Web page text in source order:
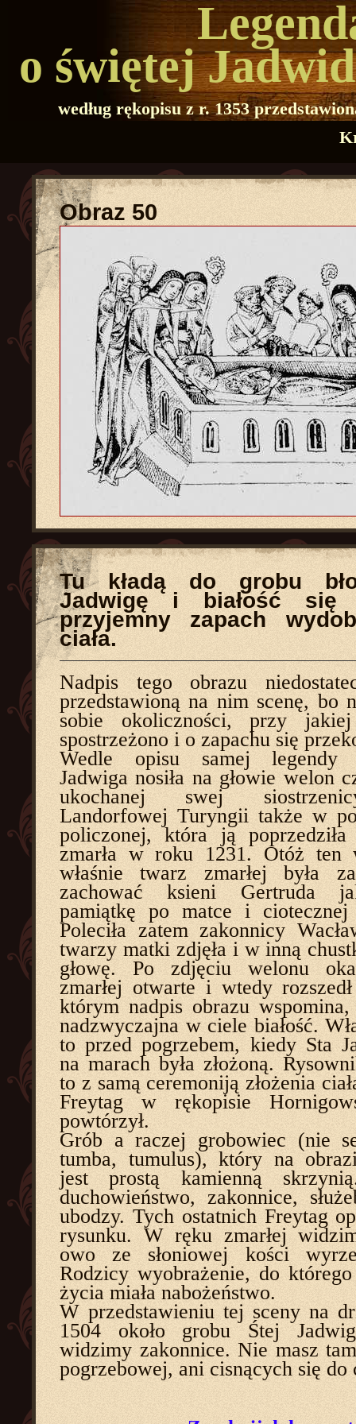
o świętej
według rękopisu z r. 1353
Obraz 50
Tu kładą do grobu
Jadwigę i białość się
przyjemny zapach
ciała.
Nadpis tego obrazu
przedstawioną na nim scenę, bo
sobie okoliczności, przy
spostrzeżono i o zapachu się
Wedle opisu samej legendy
Jadwiga nosiła na głowie welon
ukochanej swej
Landorfowej Turyngii także w
policzonej, która ją
zmarła w roku 1231. Otóż ten
właśnie twarz zmarłej była
zachować ksieni Gertruda
pamiątkę po matce i ciotecznej
Poleciła zatem zakonnicy
twarzy matki zdjęła i w inną
głowę. Po zdjęciu welonu
zmarłej otwarte i wtedy
którym nadpis obrazu wspomina,
nadzwyczajna w ciele białość.
to przed pogrzebem, kiedy Sta
na marach była złożoną.
to z samą ceremoniją złożenia
Freytag w rękopisie
powtórzył.
Grób a raczej grobowiec (nie
tumba, tumulus), który na
jest prostą kamienną
duchowieństwo, zakonnice,
ubodzy. Tych ostatnich Freytag
rysunku. W ręku zmarłej
owo ze słoniowej kości
Rodzicy wyobrażenie, do
życia miała nabożeństwo.
W przedstawieniu tej sceny na
1504 około grobu Śtej
widzimy zakonnice. Nie masz
pogrzebowej, ani cisnących się do